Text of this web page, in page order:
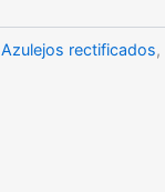
Azulejos rectificados,